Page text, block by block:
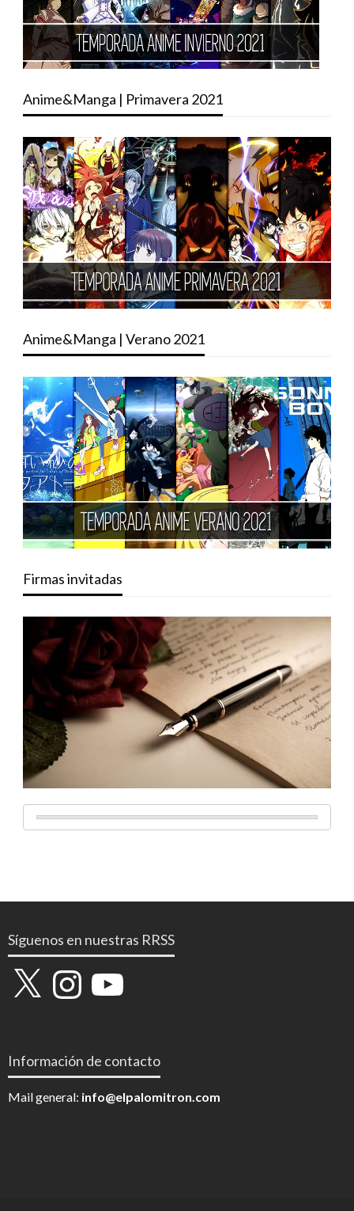
Anime&Manga | Primavera 2021
Anime&Manga | Verano 2021
Firmas invitadas
Síguenos en nuestras RRSS
X InstagramYouTube
Información de contacto
Mail general: info@elpalomitron.com